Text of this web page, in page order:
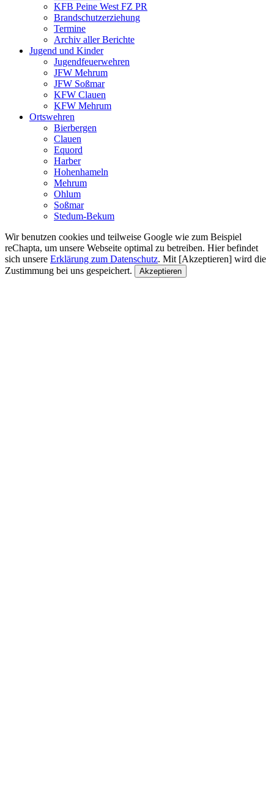
KFB Peine West FZ PR
Brandschutzerziehung
Termine
Archiv aller Berichte
Jugend und Kinder
Jugendfeuerwehren
JFW Mehrum
JFW Soßmar
KFW Clauen
KFW Mehrum
Ortswehren
Bierbergen
Clauen
Equord
Harber
Hohenhameln
Mehrum
Ohlum
Soßmar
Stedum-Bekum
Wir benutzen cookies und teilweise Google wie zum Beispiel
reChapta, um unsere Webseite optimal zu betreiben. Hier befindet
sich unsere Erklärung zum Datenschutz. Mit [Akzeptieren] wird die
Zustimmung bei uns gespeichert.
Akzeptieren